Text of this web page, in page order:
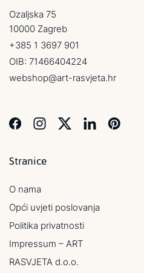
Ozaljska 75
10000 Zagreb
+385 1 3697 901
OIB: 71466404224
webshop@art-rasvjeta.hr
Stranice
O nama
Opći uvjeti poslovanja
Politika privatnosti
Impressum – ART
RASVJETA d.o.o.